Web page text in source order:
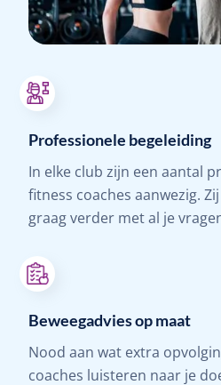
Professionele begeleiding
In elke club zijn een aantal
fitness coaches aanwezig.
graag verder met al je
Beweegadvies op maat
Nood aan wat extra
coaches luisteren naar je